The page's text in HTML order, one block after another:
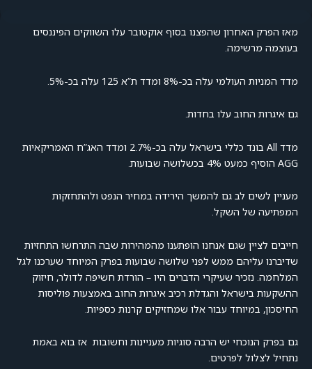
מאז הפרק האחרון שהפצנו בסוף אוקטובר עלו השווקים הפיננסים
בעוצמה מרשימה.
מדד המניות העולמי עלה בכ-8% ומדד ת”א 125 עלה בכ-5%.
גם איגרות החוב עלו בחדות.
מדד All בונד כללי בישראל עלה בכ-2.7% ומדד האג”ח האמריקאיות
AGG הוסיף כמעט 4% בכשלושה שבועות.
מעניין לשים לב גם להמשך הירידה במחיר הנפט ולהתחזקות
המפתיעה של השקל.
חייבים לציין שגם אנחנו הופתענו מהמהירות שבה התרחשו התחזיות
שדיברנו עליהם ממש לפני שלושה שבועות בפרק המיוחד שערכנו לגל
המלחמה. נזכיר שעיקרי הדברים היו – הורדת חשיפה לדולר, חיזוק
ההשקעות בישראל והגדלת רכיב איגרות החוב באמצעות פוליסות
החיסכון, במיוחד עבור אלו שמחזיקים קרנות כספיות.
גם בפרק הנוכחי יש הרבה סוגיות מעניינות וחשובות אז בוא באמת
נתחיל לצלול לפרטים.